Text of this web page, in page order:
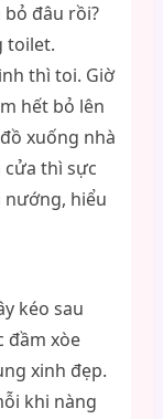
bỏ đâu rồi?
toilet.
thì toi. Giờ
hết bỏ lên
xuống nhà
cửa thì sực
nướng, hiểu
kéo sau
đầm xòe
xinh đẹp.
khi nàng